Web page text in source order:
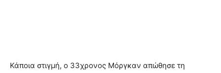
Κάποια στιγμή, ο 33χρονος Μόργκαν απώθησε τη